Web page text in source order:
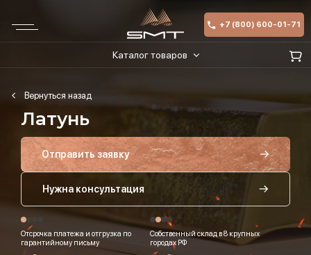
+7 (800) 600-01-71
Каталог товаров
Латунь
Отправить заявку
Нужна консультация
Отсрочка платежа и отгрузка по
гарантийному письму
Собственный склад в 8 крупных
городах РФ